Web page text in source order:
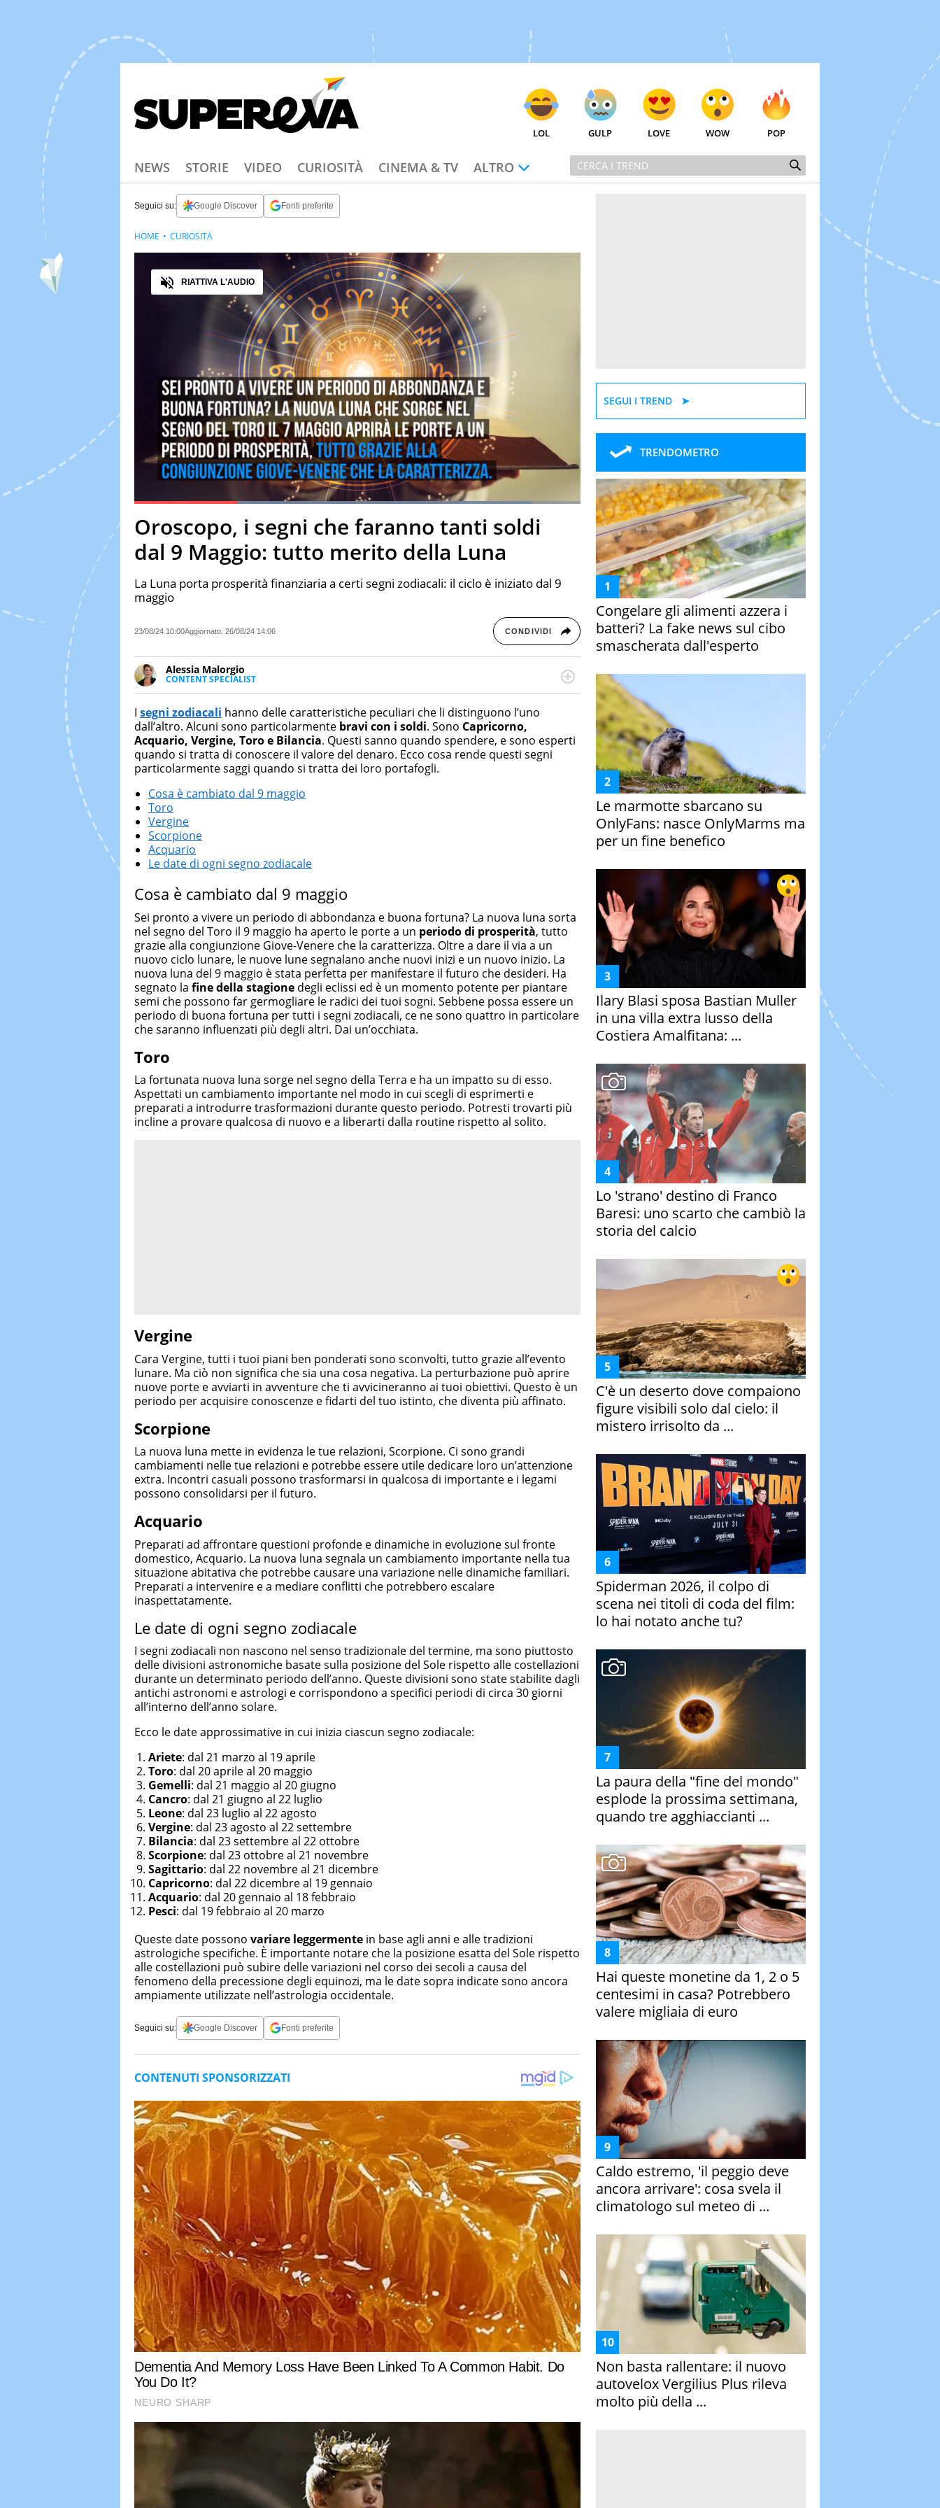
LOL GULP LOVE WOW POP
NEWS STORIE VIDEO CURIOSITÀ CINEMA & TV ALTRO
Seguici su: Google Discover Fonti preferite
PauseUnmuteCurrent TimeDuration
1:18
Loaded:89.03%
Fullscreen
Audio
RIATTIVA L'AUDIO
Oroscopo, i segni che faranno tanti soldi
dal 9 Maggio: tutto merito della Luna
La Luna porta prosperità finanziaria a certi segni zodiacali: il ciclo è iniziato dal 9
maggio
23/08/24 10:00Aggiornato: 26/08/24 14:06 CONDIVIDI
Alessia Malorgio
CONTENT SPECIALIST
Ha conseguito un Master in Marketing Management e Google Digital Training su
Marketing digitale. Si occupa della creazione di contenuti in ottica SEO e dello sviluppo
di strategie marketing attraverso canali digitali.
HOME CURIOSITÀ
I segni zodiacali hanno delle caratteristiche peculiari che li distinguono l’uno
dall’altro. Alcuni sono particolarmente bravi con i soldi. Sono Capricorno,
Acquario, Vergine, Toro e Bilancia. Questi sanno quando spendere, e sono esperti
quando si tratta di conoscere il valore del denaro. Ecco cosa rende questi segni
particolarmente saggi quando si tratta dei loro portafogli.
Cosa è cambiato dal 9 maggio
Toro
Vergine
Scorpione
Acquario
Le date di ogni segno zodiacale
Cosa è cambiato dal 9 maggio
Sei pronto a vivere un periodo di abbondanza e buona fortuna? La nuova luna sorta
nel segno del Toro il 9 maggio ha aperto le porte a un periodo di prosperità, tutto
grazie alla congiunzione Giove-Venere che la caratterizza. Oltre a dare il via a un
nuovo ciclo lunare, le nuove lune segnalano anche nuovi inizi e un nuovo inizio. La
nuova luna del 9 maggio è stata perfetta per manifestare il futuro che desideri. Ha
segnato la fine della stagione degli eclissi ed è un momento potente per piantare
semi che possono far germogliare le radici dei tuoi sogni. Sebbene possa essere un
periodo di buona fortuna per tutti i segni zodiacali, ce ne sono quattro in particolare
che saranno influenzati più degli altri. Dai un’occhiata.
Toro
La fortunata nuova luna sorge nel segno della Terra e ha un impatto su di esso.
Aspettati un cambiamento importante nel modo in cui scegli di esprimerti e
preparati a introdurre trasformazioni durante questo periodo. Potresti trovarti più
incline a provare qualcosa di nuovo e a liberarti dalla routine rispetto al solito.
Vergine
Cara Vergine, tutti i tuoi piani ben ponderati sono sconvolti, tutto grazie all’evento
lunare. Ma ciò non significa che sia una cosa negativa. La perturbazione può aprire
nuove porte e avviarti in avventure che ti avvicineranno ai tuoi obiettivi. Questo è un
periodo per acquisire conoscenze e fidarti del tuo istinto, che diventa più affinato.
Scorpione
La nuova luna mette in evidenza le tue relazioni, Scorpione. Ci sono grandi
cambiamenti nelle tue relazioni e potrebbe essere utile dedicare loro un’attenzione
extra. Incontri casuali possono trasformarsi in qualcosa di importante e i legami
possono consolidarsi per il futuro.
Acquario
Preparati ad affrontare questioni profonde e dinamiche in evoluzione sul fronte
domestico, Acquario. La nuova luna segnala un cambiamento importante nella tua
situazione abitativa che potrebbe causare una variazione nelle dinamiche familiari.
Preparati a intervenire e a mediare conflitti che potrebbero escalare
inaspettatamente.
Le date di ogni segno zodiacale
I segni zodiacali non nascono nel senso tradizionale del termine, ma sono piuttosto
delle divisioni astronomiche basate sulla posizione del Sole rispetto alle costellazioni
durante un determinato periodo dell’anno. Queste divisioni sono state stabilite dagli
antichi astronomi e astrologi e corrispondono a specifici periodi di circa 30 giorni
all’interno dell’anno solare.
Ecco le date approssimative in cui inizia ciascun segno zodiacale:
Ariete: dal 21 marzo al 19 aprile
Toro: dal 20 aprile al 20 maggio
Gemelli: dal 21 maggio al 20 giugno
Cancro: dal 21 giugno al 22 luglio
Leone: dal 23 luglio al 22 agosto
Vergine: dal 23 agosto al 22 settembre
Bilancia: dal 23 settembre al 22 ottobre
Scorpione: dal 23 ottobre al 21 novembre
Sagittario: dal 22 novembre al 21 dicembre
Capricorno: dal 22 dicembre al 19 gennaio
Acquario: dal 20 gennaio al 18 febbraio
Pesci: dal 19 febbraio al 20 marzo
Queste date possono variare leggermente in base agli anni e alle tradizioni
astrologiche specifiche. È importante notare che la posizione esatta del Sole rispetto
alle costellazioni può subire delle variazioni nel corso dei secoli a causa del
fenomeno della precessione degli equinozi, ma le date sopra indicate sono ancora
ampiamente utilizzate nell’astrologia occidentale.
Seguici su: Google Discover Fonti preferite
SEGUI I TREND
TRENDOMETRO
Congelare gli alimenti azzera i
batteri? La fake news sul cibo
smascherata dall'esperto
Le marmotte sbarcano su
OnlyFans: nasce OnlyMarms ma
per un fine benefico
Ilary Blasi sposa Bastian Muller
in una villa extra lusso della
Costiera Amalfitana: ...
Lo 'strano' destino di Franco
Baresi: uno scarto che cambiò la
storia del calcio
C'è un deserto dove compaiono
figure visibili solo dal cielo: il
mistero irrisolto da ...
Spiderman 2026, il colpo di
scena nei titoli di coda del film:
lo hai notato anche tu?
La paura della "fine del mondo"
esplode la prossima settimana,
quando tre agghiaccianti ...
Hai queste monetine da 1, 2 o 5
centesimi in casa? Potrebbero
valere migliaia di euro
Caldo estremo, 'il peggio deve
ancora arrivare': cosa svela il
climatologo sul meteo di ...
Non basta rallentare: il nuovo
autovelox Vergilius Plus rileva
molto più della ...